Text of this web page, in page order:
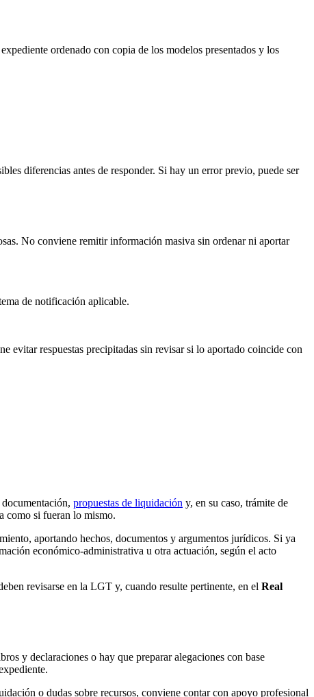
ordenado con copia de los modelos presentados y los
diferencias antes de responder. Si hay un error previo, puede ser
No conviene remitir información masiva sin ordenar ni aportar
de notificación aplicable.
evitar respuestas precipitadas sin revisar si lo aportado coincide con
propuestas de liquidación y, en su caso, trámite de
como si fueran lo mismo.
aportando hechos, documentos y argumentos jurídicos. Si ya
económico-administrativa u otra actuación, según el acto
revisarse en la LGT y, cuando resulte pertinente, en el Real
y declaraciones o hay que preparar alegaciones con base
o dudas sobre recursos, conviene contar con apoyo profesional